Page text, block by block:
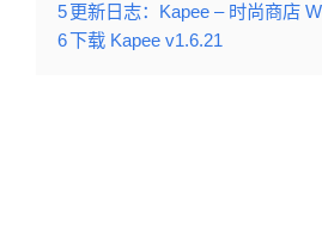
5更新日志：Kapee – 时尚商店
6下载 Kapee v1.6.21